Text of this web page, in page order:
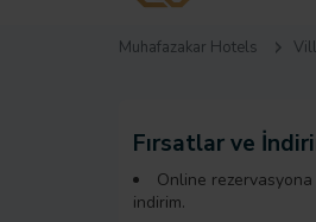
Muhafazakar Hotels
Fırsatlar ve
Online
indirim.